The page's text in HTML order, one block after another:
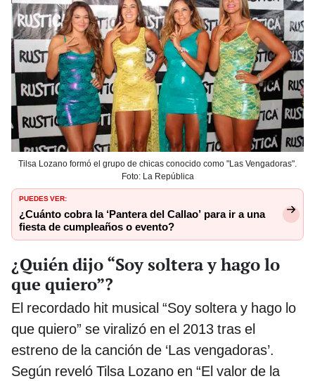
Tilsa Lozano formó el grupo de chicas conocido como "Las Vengadoras".
Foto: La República
PUEDES VER:
¿Cuánto cobra la ‘Pantera del Callao’ para ir a una
fiesta de cumpleaños o evento?
¿Quién dijo “Soy soltera y hago lo
que quiero”?
El recordado hit musical “Soy soltera y hago lo
que quiero” se viralizó en el 2013 tras el
estreno de la canción de ‘Las vengadoras’.
Según reveló Tilsa Lozano en “El valor de la